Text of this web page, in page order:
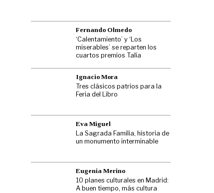
Fernando Olmedo
‘Calentamiento’ y ‘Los
miserables’ se reparten los
cuartos premios Talía
Ignacio Mora
Tres clásicos patrios para la
Feria del Libro
Eva Miguel
La Sagrada Familia, historia de
un monumento interminable
Eugenia Merino
10 planes culturales en Madrid:
A buen tiempo, más cultura